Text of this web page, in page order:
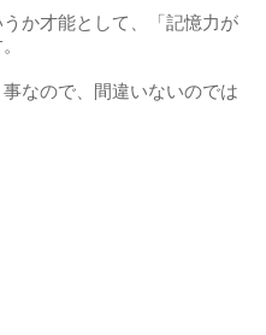
か才能として、「記憶力が
なので、間違いないのでは